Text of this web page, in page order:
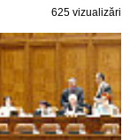
625 vizualizări